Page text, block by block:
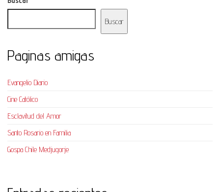
Buscar
Paginas amigas
Evangelio Diario
Cine Católico
Esclavitud del Amor
Santo Rosario en Familia
Gospa Chile Medjugorje